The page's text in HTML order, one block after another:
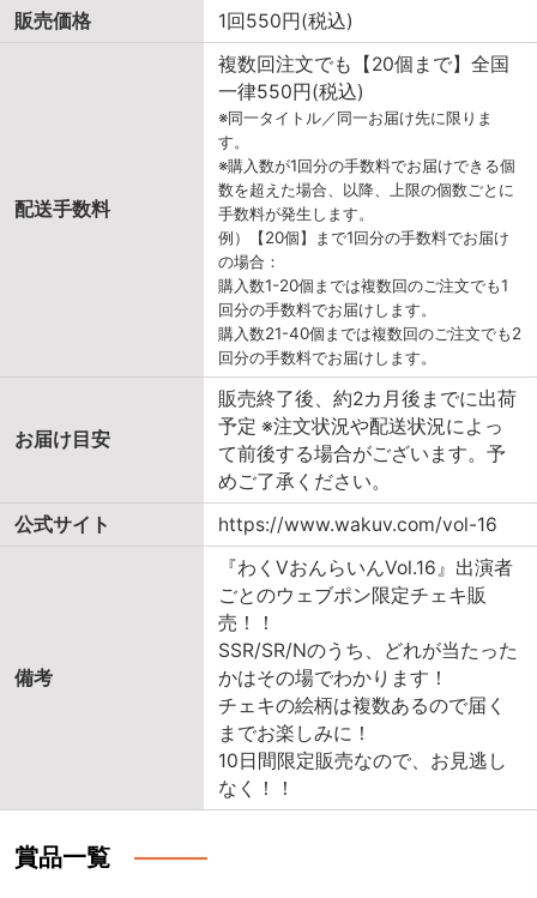
販売価格
1回550円(税込)
配送手数料
複数回注文でも【20個まで】全国
一律550円(税込)
※同一タイトル／同一お届け先に限りま
す。
※購入数が1回分の手数料でお届けできる個
数を超えた場合、以降、上限の個数ごとに
手数料が発生します。
例）【20個】まで1回分の手数料でお届け
の場合：
購入数1-20個までは複数回のご注文でも1
回分の手数料でお届けします。
購入数21-40個までは複数回のご注文でも2
回分の手数料でお届けします。
お届け目安
販売終了後、約2カ月後までに出荷
予定 ※注文状況や配送状況によっ
て前後する場合がございます。予
めご了承ください。
公式サイト
https://www.wakuv.com/vol-16
備考
『わくVおんらいんVol.16』出演者
ごとのウェブポン限定チェキ販
売！！
SSR/SR/Nのうち、どれが当たった
かはその場でわかります！
チェキの絵柄は複数あるので届く
までお楽しみに！
10日間限定販売なので、お見逃し
なく！！
賞品一覧